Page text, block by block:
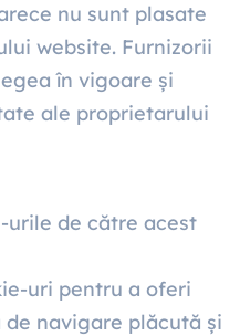
nu sunt plasate
website. Furnizorii
în vigoare și
ale proprietarului
urile de către acest
uri pentru a oferi
navigare plăcută și